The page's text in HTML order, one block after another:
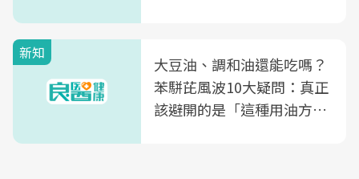
新知
大豆油、調和油還能吃嗎？
苯駢芘風波10大疑問：真正
該避開的是「這種用油方